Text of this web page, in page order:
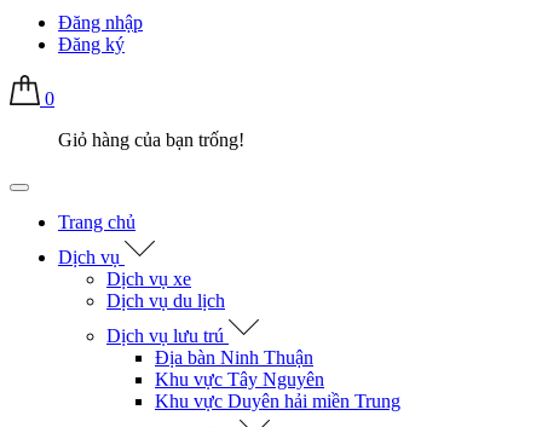
Đăng nhập
Đăng ký
0
Giỏ hàng của bạn trống!
Trang chủ
Dịch vụ
Dịch vụ xe
Dịch vụ du lịch
Dịch vụ lưu trú
Địa bàn Ninh Thuận
Khu vực Tây Nguyên
Khu vực Duyên hải miền Trung